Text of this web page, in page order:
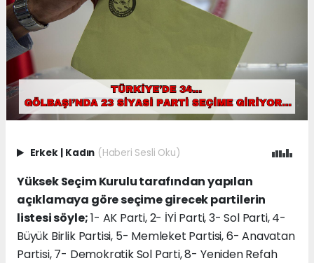
Erkek | Kadın (Haberi Sesli Oku)
Yüksek Seçim Kurulu tarafından yapılan
açıklamaya göre seçime girecek partilerin
listesi söyle;1- AK Parti, 2- İYİ Parti, 3- Sol Parti, 4-
Büyük Birlik Partisi, 5- Memleket Partisi, 6- Anavatan
Partisi, 7- Demokratik Sol Parti, 8- Yeniden Refah